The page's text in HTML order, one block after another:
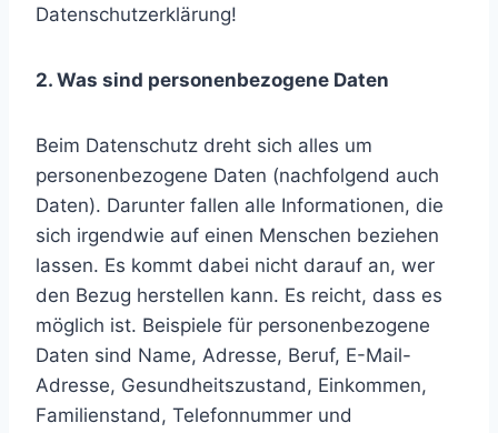
Datenschutzerklärung!
2. Was sind personenbezogene Daten
Beim Datenschutz dreht sich alles um
personenbezogene Daten (nachfolgend auch
Daten). Darunter fallen alle Informationen, die
sich irgendwie auf einen Menschen beziehen
lassen. Es kommt dabei nicht darauf an, wer
den Bezug herstellen kann. Es reicht, dass es
möglich ist. Beispiele für personenbezogene
Daten sind Name, Adresse, Beruf, E-Mail-
Adresse, Gesundheitszustand, Einkommen,
Familienstand, Telefonnummer und